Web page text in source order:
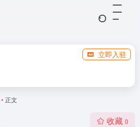
立即入驻
• 正文
收藏 0